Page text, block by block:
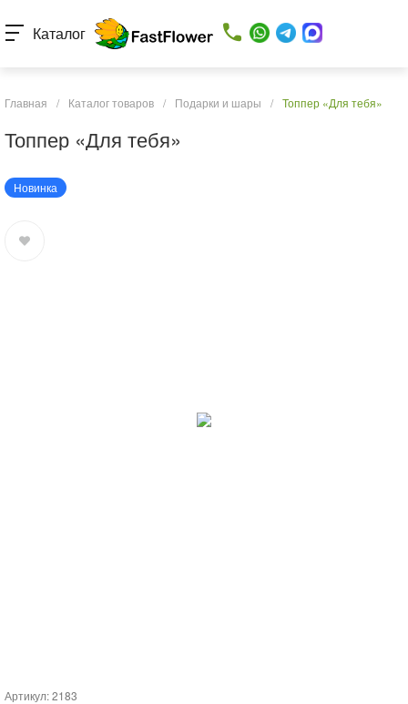
Каталог
Главная / Каталог товаров / Подарки и шары / Топпер «Для тебя»
Топпер «Для тебя»
Новинка
Артикул:2183